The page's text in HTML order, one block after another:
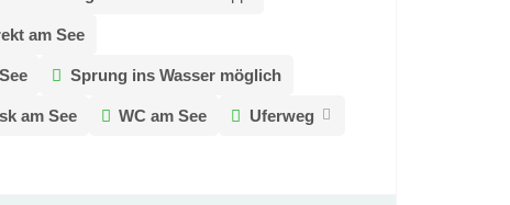
am See
Sprung ins Wasser möglich
am See WC am See Uferweg